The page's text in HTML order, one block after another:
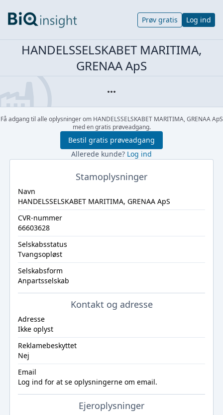
Prøv gratis Log ind
HANDELSSELSKABET MARITIMA,
GRENAA ApS
Få adgang til alle oplysninger om HANDELSSELSKABET MARITIMA, GRENAA ApS
med en gratis prøveadgang.
Bestil gratis prøveadgang
Allerede kunde? Log ind
Stamoplysninger
Navn
HANDELSSELSKABET MARITIMA, GRENAA ApS
CVR-nummer
66603628
Selskabsstatus
Tvangsopløst
Selskabsform
Anpartsselskab
Kontakt og adresse
Adresse
Ikke oplyst
Reklamebeskyttet
Nej
Email
Log ind for at se oplysningerne om email.
Ejeroplysninger